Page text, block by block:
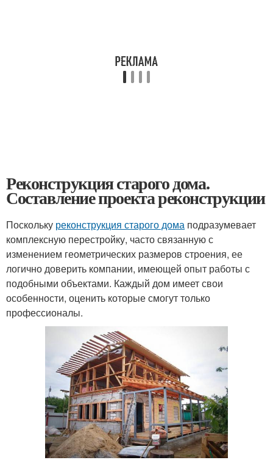
Реконструкция старого дома.
Составление проекта реконструкции
Поскольку реконструкция старого дома подразумевает
комплексную перестройку, часто связанную с
изменением геометрических размеров строения, ее
логично доверить компании, имеющей опыт работы с
подобными объектами. Каждый дом имеет свои
особенности, оценить которые смогут только
профессионалы.